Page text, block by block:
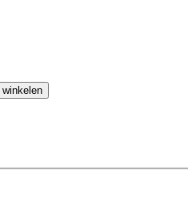
winkelen